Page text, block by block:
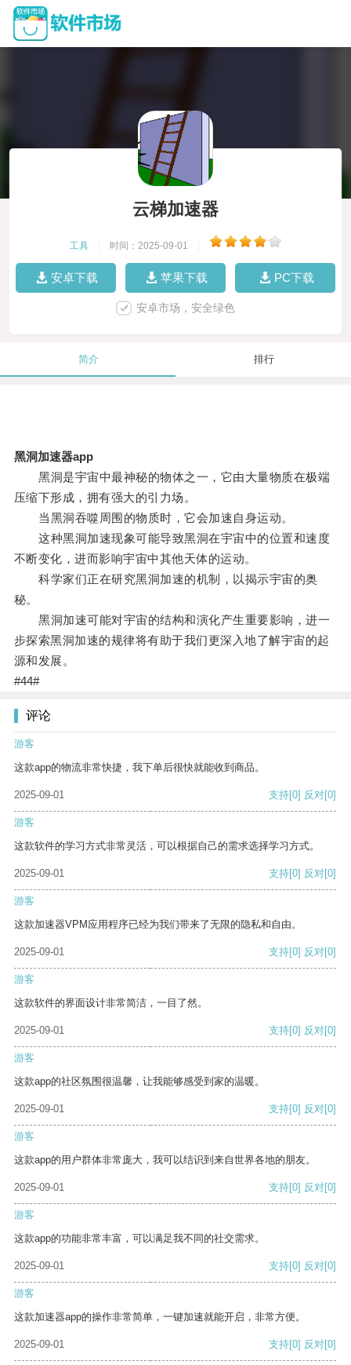
云梯加速器
工具 时间：2025-09-01
安卓下载 苹果下载 PC下载
安卓市场，安全绿色
简介 排行
黑洞加速器app
黑洞是宇宙中最神秘的物体之一，它由大量物质在极端
压缩下形成，拥有强大的引力场。
当黑洞吞噬周围的物质时，它会加速自身运动。
这种黑洞加速现象可能导致黑洞在宇宙中的位置和速度
不断变化，进而影响宇宙中其他天体的运动。
科学家们正在研究黑洞加速的机制，以揭示宇宙的奥
秘。
黑洞加速可能对宇宙的结构和演化产生重要影响，进一
步探索黑洞加速的规律将有助于我们更深入地了解宇宙的起
源和发展。
#44#
评论
游客
这款app的物流非常快捷，我下单后很快就能收到商品。
2025-09-01 支持[0] 反对[0]
游客
这款软件的学习方式非常灵活，可以根据自己的需求选择学习方式。
2025-09-01 支持[0] 反对[0]
游客
这款加速器VPM应用程序已经为我们带来了无限的隐私和自由。
2025-09-01 支持[0] 反对[0]
游客
这款软件的界面设计非常简洁，一目了然。
2025-09-01 支持[0] 反对[0]
游客
这款app的社区氛围很温馨，让我能够感受到家的温暖。
2025-09-01 支持[0] 反对[0]
游客
这款app的用户群体非常庞大，我可以结识到来自世界各地的朋友。
2025-09-01 支持[0] 反对[0]
游客
这款app的功能非常丰富，可以满足我不同的社交需求。
2025-09-01 支持[0] 反对[0]
游客
这款加速器app的操作非常简单，一键加速就能开启，非常方便。
2025-09-01 支持[0] 反对[0]